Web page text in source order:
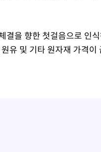
결을 향한 첫걸음으로 인
유 및 기타 원자재 가격이